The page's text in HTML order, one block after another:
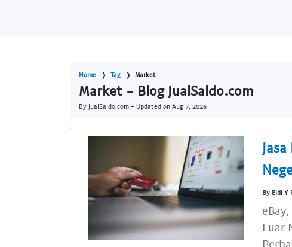
Home Tag Market
Market - Blog JualSaldo.com
By JualSaldo.com - Updated on Aug 7, 2026
By Eldi Y
Luar